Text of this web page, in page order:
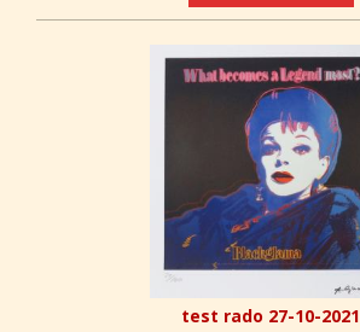
test rado 27-10-2021